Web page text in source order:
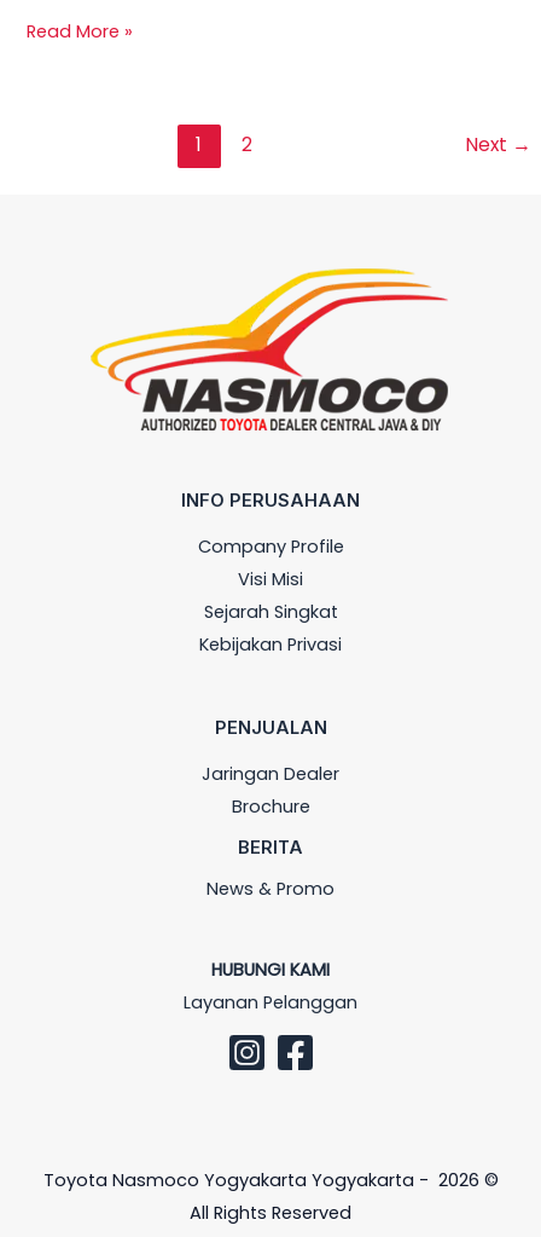
Read More »
1 2 Next →
INFO PERUSAHAAN
Company Profile
Visi Misi
Sejarah Singkat
Kebijakan Privasi
PENJUALAN
Jaringan Dealer
Brochure
BERITA
News & Promo
HUBUNGI KAMI
Layanan Pelanggan
Toyota Nasmoco Yogyakarta Yogyakarta - 2026 ©
All Rights Reserved